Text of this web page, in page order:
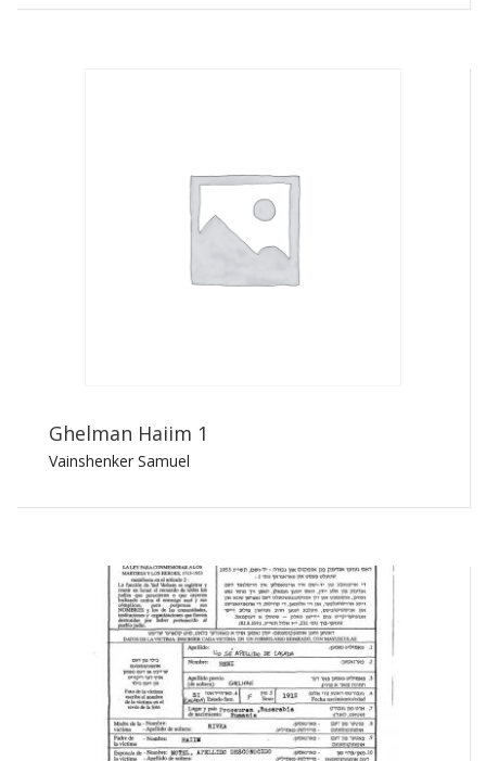
Ghelman Haiim 1
Vainshenker Samuel